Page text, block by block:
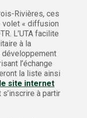
Rivières, ces
volet « diffusion
L’UTA facilite
à la
développement
l’échange
la liste ainsi
le site internet
à partir